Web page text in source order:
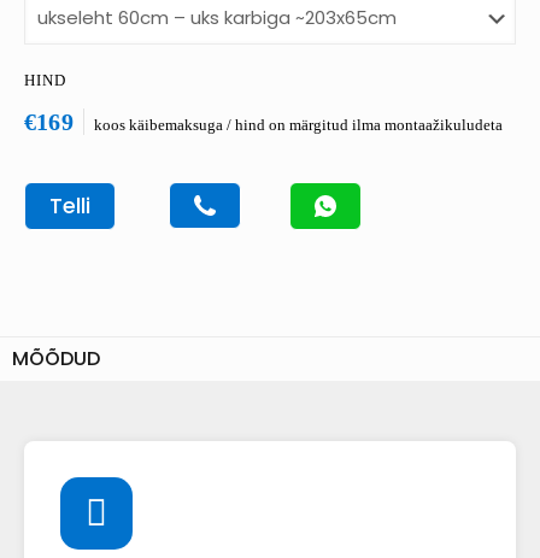
HIND
€169 koos käibemaksuga / hind on märgitud ilma montaažikuludeta
Telli
MÕÕDUD